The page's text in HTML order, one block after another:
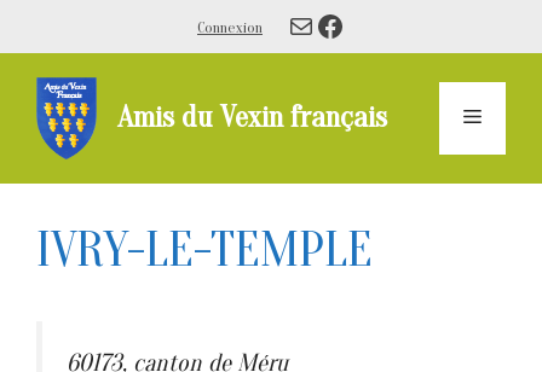
contenu
Connexion E-mailFacebook
Amis du Vexin français Menu
IVRY-LE-TEMPLE
60173, canton de Méru